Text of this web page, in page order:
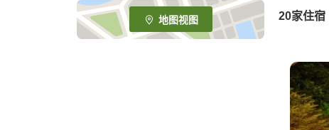
e
_
s
地图视图 20家住宿